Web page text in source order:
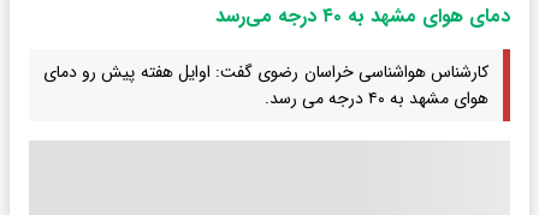
دمای هوای مشهد به ۴۰ درجه می‌رسد
کارشناس هواشناسی خراسان رضوی گفت: اوایل هفته پیش رو دمای
هوای مشهد به ۴۰ درجه می رسد.